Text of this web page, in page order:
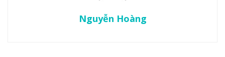
Nguyễn Hoàng